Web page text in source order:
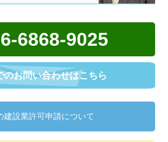
6868-9025
のお問い合わせはこちら
建設業許可申請について